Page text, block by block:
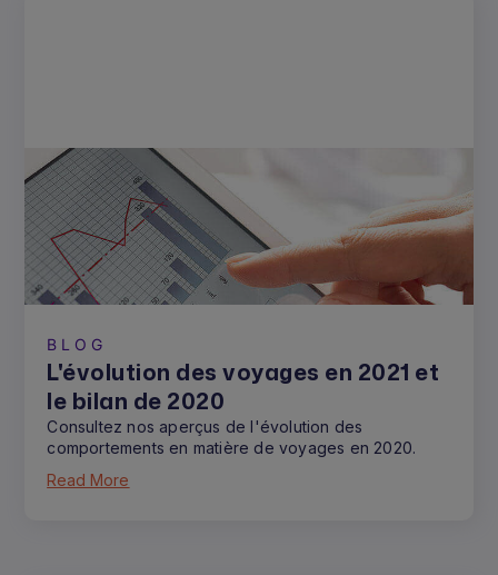
BLOG
L'évolution des voyages en 2021 et
le bilan de 2020
Consultez nos aperçus de l'évolution des
comportements en matière de voyages en 2020.
Read More